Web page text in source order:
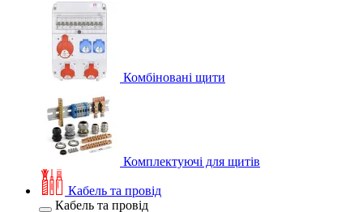
Комбіновані щити
Комплектуючі для щитів
Кабель та провід
Кабель та провід